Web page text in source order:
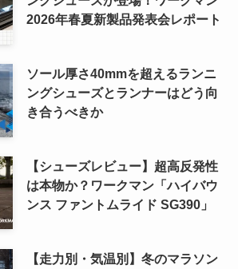
2026年春夏新製品発表会レポート
ソール厚さ40mmを超えるランニ
ングシューズとランナーはどう向
き合うべきか
【シューズレビュー】超高反発性
は本物か？ワークマン「ハイバウ
ンス ファントムライド SG390」
【走力別・気温別】冬のマラソン